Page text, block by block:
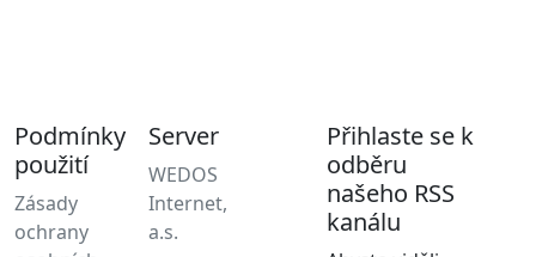
Podmínky
použití
Zásady
ochrany
Server
WEDOS
Internet,
a.s.
Přihlaste se k
odběru
našeho RSS
kanálu